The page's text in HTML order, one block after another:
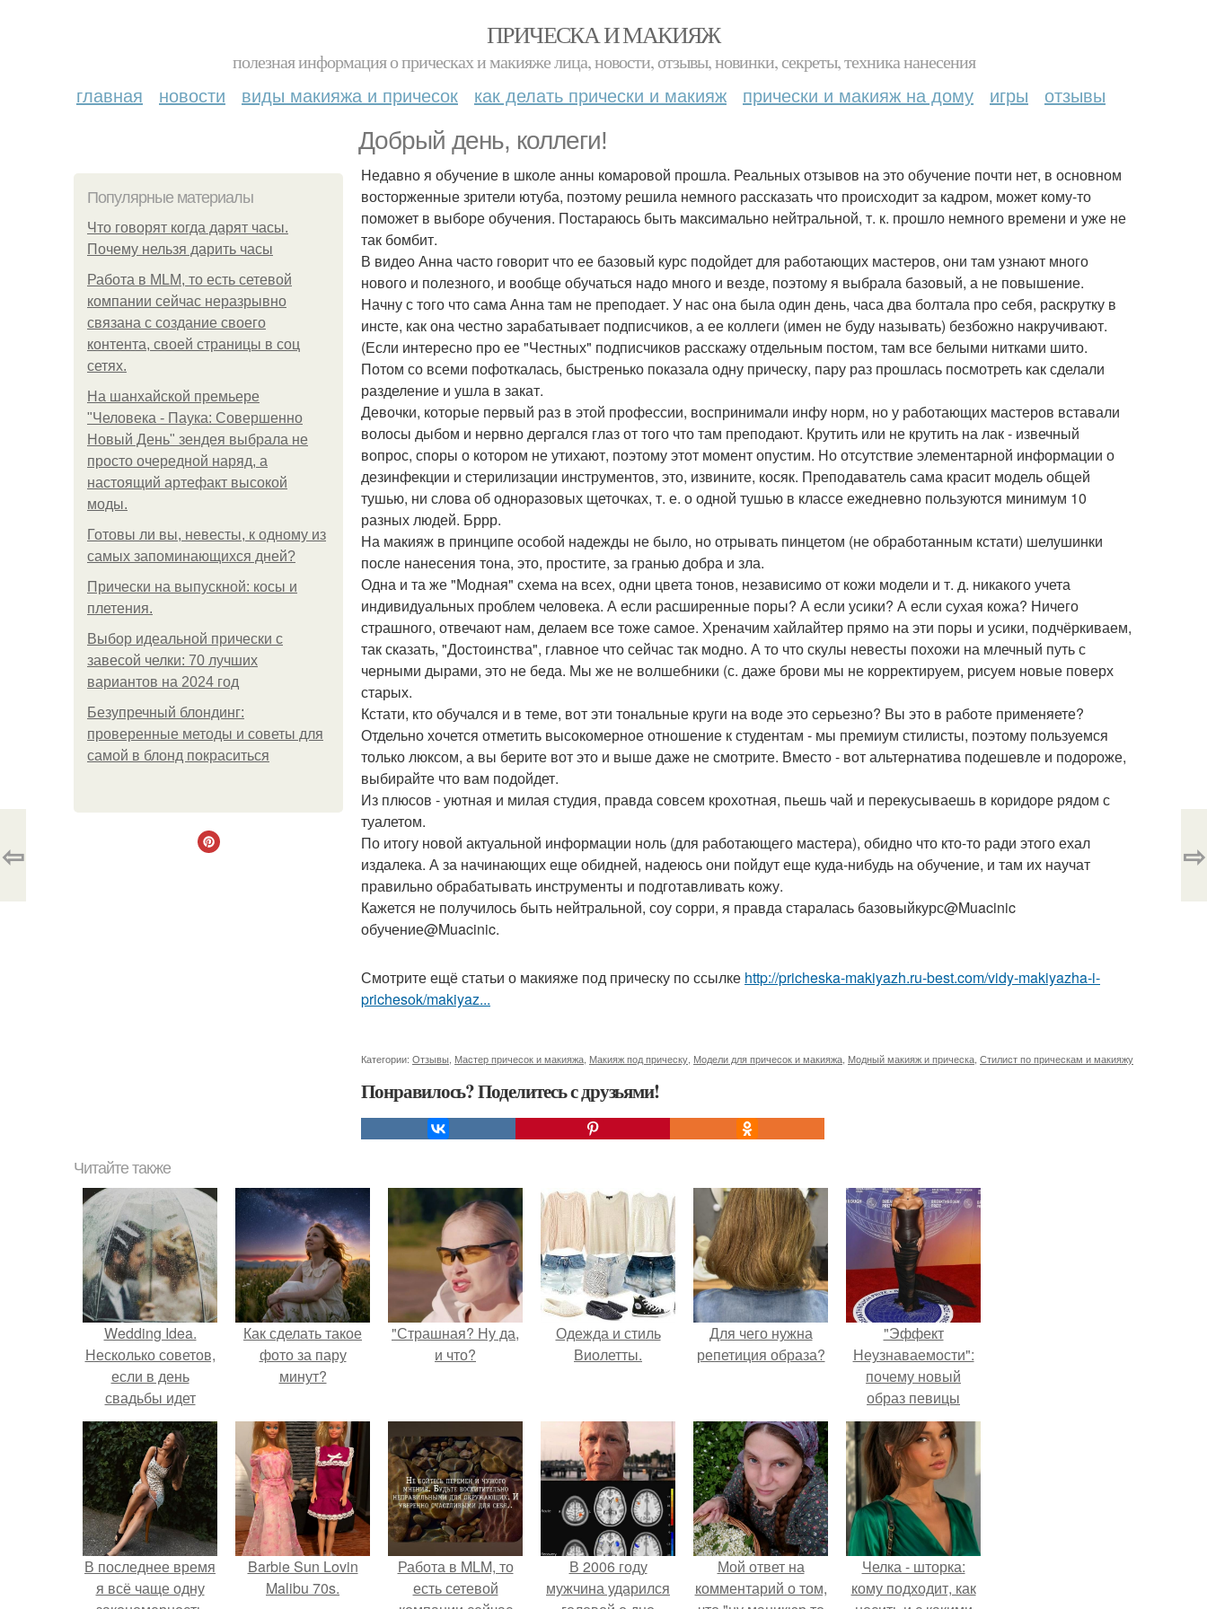
ПРИЧЕСКА И МАКИЯЖ
полезная информация о прическах и макияже лица, новости, отзывы, новинки, секреты, техника нанесения
главная новости виды макияжа и причесок как делать прически и макияж прически и макияж на дому игры отзывы
Добрый день, коллеги!
Популярные материалы
Что говорят когда дарят часы.
Почему нельзя дарить часы
Работа в MLM, то есть сетевой
компании сейчас неразрывно
связана с создание своего
контента, своей страницы в соц
сетях.
На шанхайской премьере
"Человека - Паука: Совершенно
Новый День" зендея выбрала не
просто очередной наряд, а
настоящий артефакт высокой
моды.
Готовы ли вы, невесты, к одному из
самых запоминающихся дней?
Прически на выпускной: косы и
плетения.
Выбор идеальной прически с
завесой челки: 70 лучших
вариантов на 2024 год
Безупречный блондинг:
проверенные методы и советы для
самой в блонд покраситься
Недавно я обучение в школе анны комаровой прошла. Реальных отзывов на это обучение почти нет, в основном
восторженные зрители ютуба, поэтому решила немного рассказать что происходит за кадром, может кому-то
поможет в выборе обучения. Постараюсь быть максимально нейтральной, т. к. прошло немного времени и уже не
так бомбит.
В видео Анна часто говорит что ее базовый курс подойдет для работающих мастеров, они там узнают много
нового и полезного, и вообще обучаться надо много и везде, поэтому я выбрала базовый, а не повышение.
Начну с того что сама Анна там не преподает. У нас она была один день, часа два болтала про себя, раскрутку в
инсте, как она честно зарабатывает подписчиков, а ее коллеги (имен не буду называть) безбожно накручивают.
(Если интересно про ее "Честных" подписчиков расскажу отдельным постом, там все белыми нитками шито.
Потом со всеми пофоткалась, быстренько показала одну прическу, пару раз прошлась посмотреть как сделали
разделение и ушла в закат.
Девочки, которые первый раз в этой профессии, воспринимали инфу норм, но у работающих мастеров вставали
волосы дыбом и нервно дергался глаз от того что там преподают. Крутить или не крутить на лак - извечный
вопрос, споры о котором не утихают, поэтому этот момент опустим. Но отсутствие элементарной информации о
дезинфекции и стерилизации инструментов, это, извините, косяк. Преподаватель сама красит модель общей
тушью, ни слова об одноразовых щеточках, т. е. о одной тушью в классе ежедневно пользуются минимум 10
разных людей. Бррр.
На макияж в принципе особой надежды не было, но отрывать пинцетом (не обработанным кстати) шелушинки
после нанесения тона, это, простите, за гранью добра и зла.
Одна и та же "Модная" схема на всех, одни цвета тонов, независимо от кожи модели и т. д. никакого учета
индивидуальных проблем человека. А если расширенные поры? А если усики? А если сухая кожа? Ничего
страшного, отвечают нам, делаем все тоже самое. Хреначим хайлайтер прямо на эти поры и усики, подчёркиваем,
так сказать, "Достоинства", главное что сейчас так модно. А то что скулы невесты похожи на млечный путь с
черными дырами, это не беда. Мы же не волшебники (с. даже брови мы не корректируем, рисуем новые поверх
старых.
Кстати, кто обучался и в теме, вот эти тональные круги на воде это серьезно? Вы это в работе применяете?
Отдельно хочется отметить высокомерное отношение к студентам - мы премиум стилисты, поэтому пользуемся
только люксом, а вы берите вот это и выше даже не смотрите. Вместо - вот альтернатива подешевле и подороже,
выбирайте что вам подойдет.
Из плюсов - уютная и милая студия, правда совсем крохотная, пьешь чай и перекусываешь в коридоре рядом с
туалетом.
По итогу новой актуальной информации ноль (для работающего мастера), обидно что кто-то ради этого ехал
издалека. А за начинающих еще обидней, надеюсь они пойдут еще куда-нибудь на обучение, и там их научат
правильно обрабатывать инструменты и подготавливать кожу.
Кажется не получилось быть нейтральной, соу сорри, я правда старалась базовыйкурс@Muacinic
обучение@Muacinic.
Смотрите ещё статьи о макияже под прическу по ссылке http://pricheska-makiyazh.ru-best.com/vidy-makiyazha-i-
prichesok/makiyaz...
Категории: Отзывы Мастер причесок и макияжа Макияж под прическу Модели для причесок и макияжа Модный макияж и прическа Стилист по прическам и макияжу
Понравилось? Поделитесь с друзьями!
⇦ ⇨
Читайте также
Wedding Idea.
Несколько советов,
если в день
свадьбы идет
дождь:
Как сделать такое
фото за пару
минут?
"Страшная? Ну да,
и что?
Одежда и стиль
Виолетты.
Для чего нужна
репетиция образа?
"Эффект
Неузнаваемости":
почему новый
образ певицы
вызвал споры о
гранях
возможного?
В последнее время
я всё чаще одну
Barbie Sun Lovin
Malibu 70s.
Работа в MLM, то
есть сетевой
В 2006 году
мужчина ударился
Мой ответ на
комментарий о том,
Челка - шторка:
кому подходит, как